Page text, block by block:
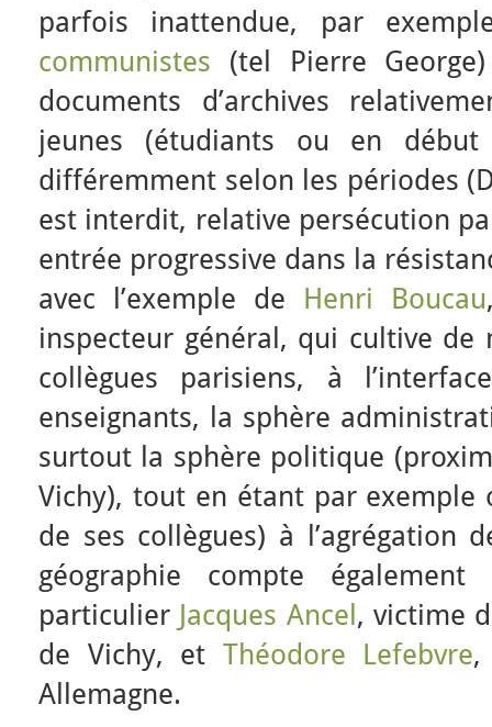
parfois inattendue, par
communistes (tel Pierre
documents d’archives
jeunes (étudiants ou en
différemment selon les périodes
est interdit, relative persécution
entrée progressive dans la
avec l’exemple de Henri Boucau
inspecteur général, qui cultive de
collègues parisiens, à
enseignants, la sphère
surtout la sphère politique
Vichy), tout en étant par exemple
de ses collègues) à l’agrégation
géographie compte
particulier Jacques Ancel , victime
de Vichy, et Théodore Lefebvre,
Allemagne.